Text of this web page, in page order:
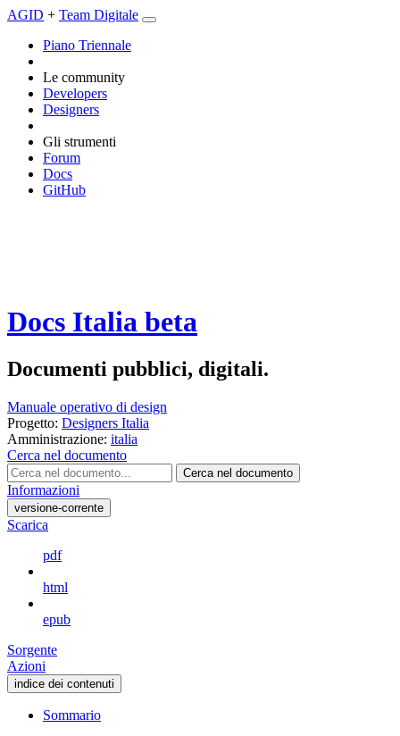
AGID + Team Digitale
Piano Triennale
Le community
Developers
Designers
Gli strumenti
Forum
Docs
GitHub
Docs Italia beta
Documenti pubblici, digitali.
Manuale operativo di design
Progetto: Designers Italia
Amministrazione: italia
Cerca nel documento
Cerca nel documento
Informazioni
versione-corrente
Scarica
pdf
html
epub
Sorgente
Azioni
indice dei contenuti
Sommario